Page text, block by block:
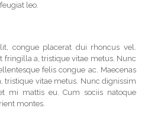
leo.
congue placerat dui rhoncus vel.
fringilla a, tristique vitae metus. Nunc
felis congue ac. Maecenas
tristique vitae metus. Nunc dignissim
mi mattis eu. Cum sociis natoque
montes.